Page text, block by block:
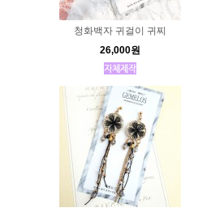
청화백자 귀걸이 귀찌
26,000원